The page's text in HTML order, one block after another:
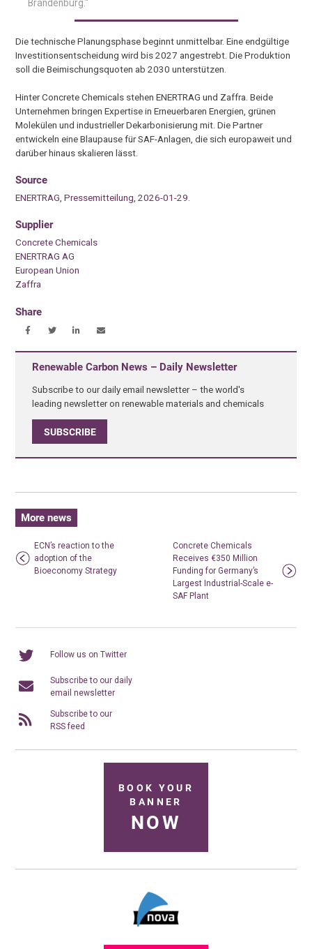
Brandenburg.“
Die technische Planungsphase beginnt unmittelbar. Eine endgültige
Investitionsentscheidung wird bis 2027 angestrebt. Die Produktion
soll die Beimischungsquoten ab 2030 unterstützen.
Hinter Concrete Chemicals stehen ENERTRAG und Zaffra. Beide
Unternehmen bringen Expertise in Erneuerbaren Energien, grünen
Molekülen und industrieller Dekarbonisierung mit. Die Partner
entwickeln eine Blaupause für SAF-Anlagen, die sich europaweit und
darüber hinaus skalieren lässt.
Source
ENERTRAG, Pressemitteilung, 2026-01-29.
Supplier
Concrete Chemicals
ENERTRAG AG
European Union
Zaffra
Share
Renewable Carbon News – Daily Newsletter
Subscribe to our daily email newsletter – the world's
leading newsletter on renewable materials and chemicals
SUBSCRIBE
More news
ECN’s reaction to the
adoption of the
Bioeconomy Strategy
Concrete Chemicals
Receives €350 Million
Funding for Germany’s
Largest Industrial-Scale e-
SAF Plant
Follow us on Twitter
Subscribe to our daily
email newsletter
Subscribe to our
RSS feed
BOOK YOUR
BANNER
NOW